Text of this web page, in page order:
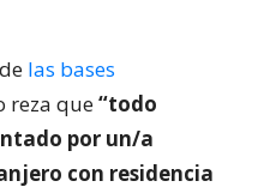
las bases
reza que“todo
por un/a
con residencia